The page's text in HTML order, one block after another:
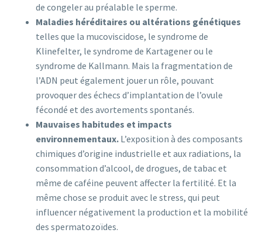
de congeler au préalable le sperme.
Maladies héréditaires ou altérations génétiques
telles que la mucoviscidose, le syndrome de
Klinefelter, le syndrome de Kartagener ou le
syndrome de Kallmann. Mais la fragmentation de
l’ADN peut également jouer un rôle, pouvant
provoquer des échecs d’implantation de l’ovule
fécondé et des avortements spontanés.
Mauvaises habitudes et impacts
environnementaux. L’exposition à des composants
chimiques d’origine industrielle et aux radiations, la
consommation d’alcool, de drogues, de tabac et
même de caféine peuvent affecter la fertilité. Et la
même chose se produit avec le stress, qui peut
influencer négativement la production et la mobilité
des spermatozoïdes.